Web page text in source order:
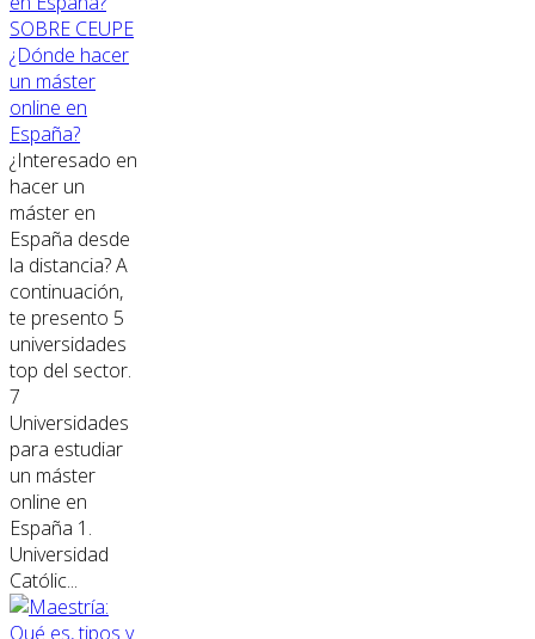
SOBRE CEUPE
¿Dónde hacer
un máster
online en
España?
¿Interesado en
hacer un
máster en
España desde
la distancia? A
continuación,
te presento 5
universidades
top del sector.
7
Universidades
para estudiar
un máster
online en
España 1.
Universidad
Católic...